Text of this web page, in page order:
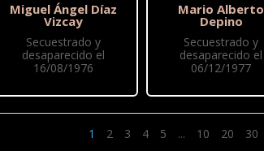
Miguel Ángel Díaz
Vizcay
Secuestrado y
desaparecido el
16/08/1976
Mario Alberto
Depino
Secuestrado y
desaparecido el
06/12/1977
1 2 3 4 5 ... 10 20 30